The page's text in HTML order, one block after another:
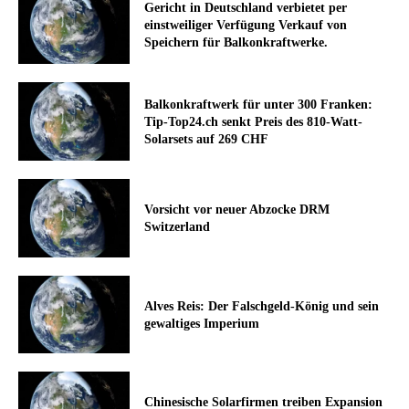
Gericht in Deutschland verbietet per
einstweiliger Verfügung Verkauf von
Speichern für Balkonkraftwerke.
Balkonkraftwerk für unter 300 Franken:
Tip-Top24.ch senkt Preis des 810-Watt-
Solarsets auf 269 CHF
Vorsicht vor neuer Abzocke DRM
Switzerland
Alves Reis: Der Falschgeld-König und sein
gewaltiges Imperium
Chinesische Solarfirmen treiben Expansion